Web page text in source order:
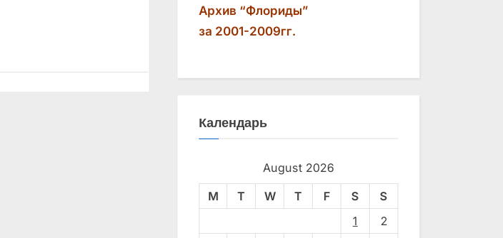
Архив “Флориды”
за 2001-2009гг.
Календарь
August 2026
M T W T F S
S
1
2